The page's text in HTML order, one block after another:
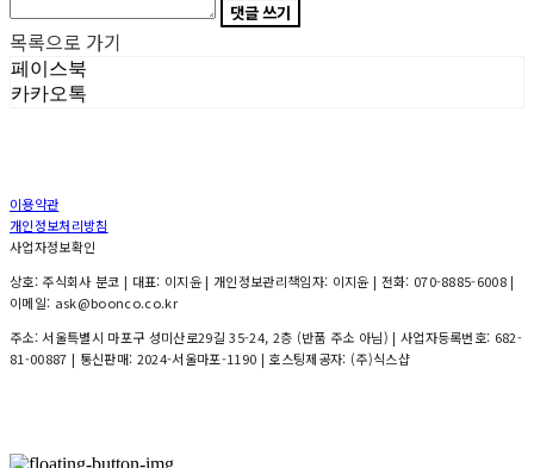
댓글 쓰기
목록으로 가기
페이스북
카카오톡
이용약관
개인정보처리방침
사업자정보확인
상호: 주식회사 분코 | 대표: 이지윤 | 개인정보관리책임자: 이지윤 | 전화: 070-8885-6008 |
이메일: ask@boonco.co.kr
주소: 서울특별시 마포구 성미산로29길 35-24, 2층 (반품 주소 아님) | 사업자등록번호: 682-
81-00887 | 통신판매: 2024-서울마포-1190 | 호스팅제공자: (주)식스샵